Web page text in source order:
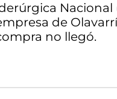
Nacional
de
no llegó.